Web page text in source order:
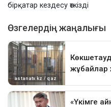
бірқатар кездесу өткізді